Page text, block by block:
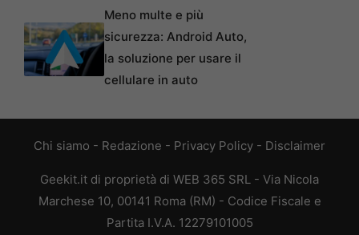
Meno multe e più
sicurezza: Android Auto,
la soluzione per usare il
cellulare in auto
Chi siamo - Redazione - Privacy Policy - Disclaimer
Geekit.it di proprietà di WEB 365 SRL - Via Nicola
Marchese 10, 00141 Roma (RM) - Codice Fiscale e
Partita I.V.A. 12279101005